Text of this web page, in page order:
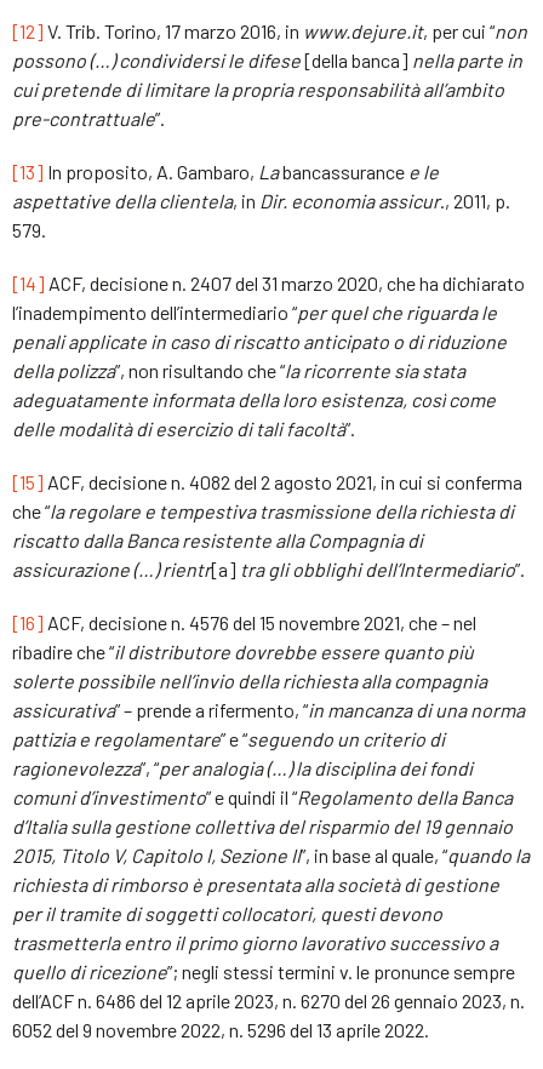
[12] V. Trib. Torino, 17 marzo 2016, in www.dejure.it, per cui “non
possono(…)condividersi le difese[della banca] nella parte in
cui pretende di limitare la propria responsabilità all’ambito
pre-contrattuale”.
[13] In proposito, A. Gambaro, Labancassurance e le
aspettative della clientela, in Dir. economiaassicur., 2011, p.
579.
[14] ACF, decisione n. 2407 del 31 marzo 2020, che ha dichiarato
l’inadempimento dell’intermediario “per quel che riguarda le
penali applicate in caso di riscatto anticipato o di riduzione
della polizza”, non risultando che “la ricorrente sia stata
adeguatamente informata della loro esistenza, così come
delle modalità di esercizio di tali facoltà”.
[15] ACF, decisione n. 4082 del 2 agosto 2021, in cui si conferma
che “la regolare e tempestiva trasmissione della richiesta di
riscatto dalla Banca resistente alla Compagnia di
assicurazione(…)rientr[a] tra gli obblighi dell’Intermediario”.
[16] ACF, decisione n. 4576 del 15 novembre 2021, che – nel
ribadire che “il distributore dovrebbe essere quanto più
solerte possibile nell’invio della richiesta alla compagnia
assicurativa” – prende a rifermento, “in mancanza di una norma
pattizia e regolamentare” e “seguendo un criterio di
ragionevolezza”, “per analogia(…)la disciplina dei fondi
comuni d’investimento” e quindi il “Regolamento della Banca
d’Italia sulla gestione collettiva del risparmio del 19 gennaio
2015, Titolo V, Capitolo I, Sezione II”, in base al quale, “quando la
richiesta di rimborso è presentata alla società di gestione
per il tramite di soggetti collocatori, questi devono
trasmetterla entro il primo giorno lavorativo successivo a
quello di ricezione”; negli stessi termini v. le pronunce sempre
dell’ACF n. 6486 del 12 aprile 2023, n. 6270 del 26 gennaio 2023, n.
6052 del 9 novembre 2022, n. 5296 del 13 aprile 2022.